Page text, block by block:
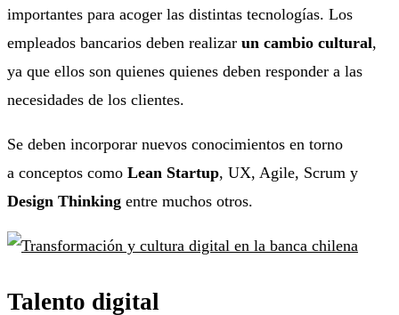
importantes para acoger las distintas tecnologías. Los
empleados bancarios deben realizar un cambio cultural,
ya que ellos son quienes quienes deben responder a las
necesidades de los clientes.
Se deben incorporar nuevos conocimientos en torno
a conceptos como Lean Startup, UX, Agile, Scrum y
Design Thinking entre muchos otros.
Talento digital